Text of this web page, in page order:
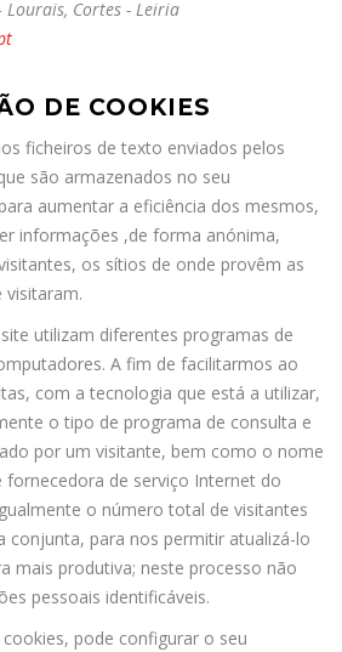
Lourais, Cortes - Leiria
DE COOKIES
ficheiros de texto enviados pelos
são armazenados no seu
aumentar a eficiência dos mesmos,
informações ,de forma anónima,
os sítios de onde provêm as
visitaram.
utilizam diferentes programas de
A fim de facilitarmos ao
com a tecnologia que está a utilizar,
o tipo de programa de consulta e
por um visitante, bem como o nome
fornecedora de serviço Internet do
o número total de visitantes
conjunta, para nos permitir atualizá-lo
mais produtiva; neste processo não
pessoais identificáveis.
pode configurar o seu